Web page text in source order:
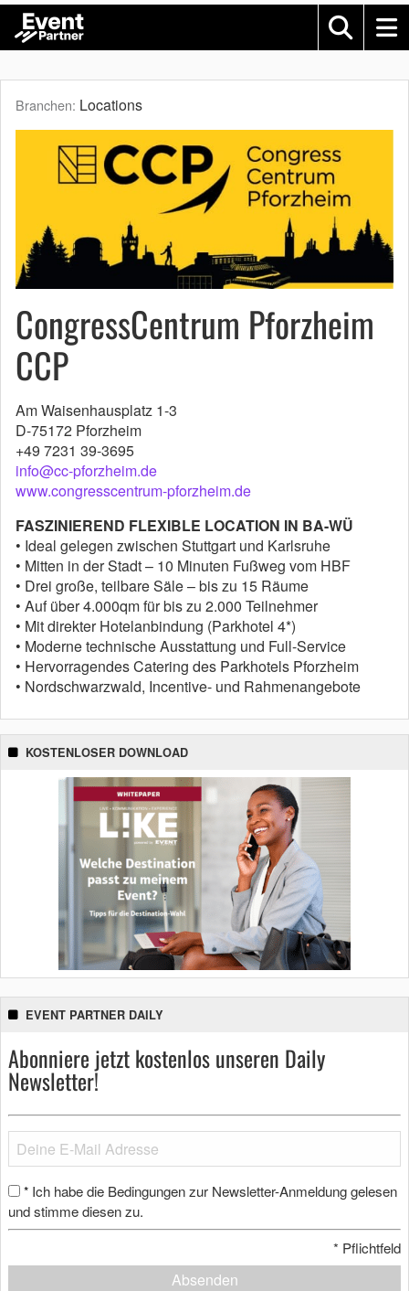
Branchen: Locations
CongressCentrum Pforzheim
CCP
Am Waisenhausplatz 1-3
D-75172 Pforzheim
+49 7231 39-3695
info@cc-pforzheim.de
www.congresscentrum-pforzheim.de
FASZINIEREND FLEXIBLE LOCATION IN BA-WÜ
• Ideal gelegen zwischen Stuttgart und Karlsruhe
• Mitten in der Stadt – 10 Minuten Fußweg vom HBF
• Drei große, teilbare Säle – bis zu 15 Räume
• Auf über 4.000qm für bis zu 2.000 Teilnehmer
• Mit direkter Hotelanbindung (Parkhotel 4*)
• Moderne technische Ausstattung und Full-Service
• Hervorragendes Catering des Parkhotels Pforzheim
• Nordschwarzwald, Incentive- und Rahmenangebote
KOSTENLOSER DOWNLOAD
EVENT PARTNER DAILY
Abonniere jetzt kostenlos unseren Daily
Newsletter!
* Ich habe die Bedingungen zur Newsletter-Anmeldung gelesen
und stimme diesen zu.
* Pflichtfeld
Absenden